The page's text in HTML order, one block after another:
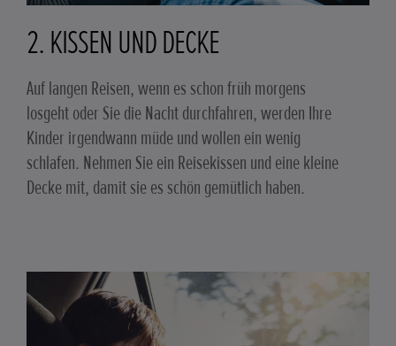
2. KISSEN UND DECKE
Auf langen Reisen, wenn es schon früh morgens
losgeht oder Sie die Nacht durchfahren, werden Ihre
Kinder irgendwann müde und wollen ein wenig
schlafen. Nehmen Sie ein Reisekissen und eine kleine
Decke mit, damit sie es schön gemütlich haben.